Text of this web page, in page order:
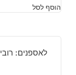
המקורי
היה:
₪36,179.
הנוכחי
הוא:
₪20,890.
הוסף לסל